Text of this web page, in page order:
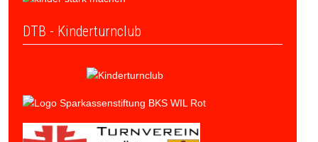
DTB - Kinderturnclub